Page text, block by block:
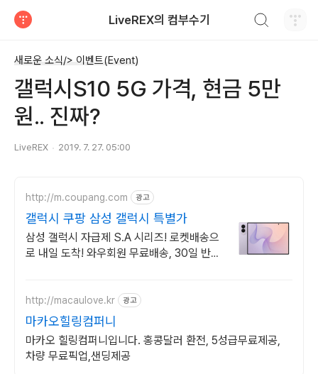
LiveREX의 컴부수기
새로운 소식/> 이벤트(Event)
갤럭시S10 5G 가격, 현금 5만
원.. 진짜?
LiveREX 2019. 7. 27. 05:00
http://m.coupang.com 광고
갤럭시 쿠팡 삼성 갤럭시 특별가
삼성 갤럭시 자급제 S.A 시리즈! 로켓배송으
로 내일 도착! 와우회원 무료배송, 30일 반
http://macaulove.kr 광고
마카오힐링컴퍼니
마카오 힐링컴퍼니입니다. 홍콩달러 환전, 5성급무료제공,
차량 무료픽업,샌딩제공